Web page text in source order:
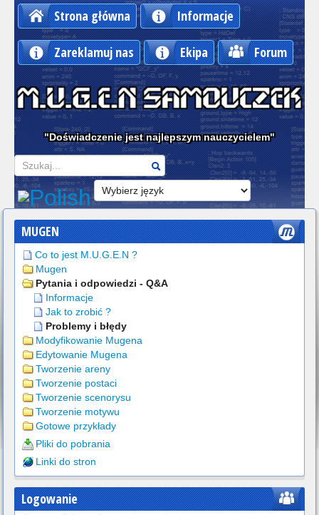
Strona główna Informacje
Zareklamuj nas Ekipa Forum
"Doświadczenie jest najlepszym nauczycielem"
Szukaj
MUGEN
Co to jest M.U.G.E.N ?
Mugen
Pytania i odpowiedzi - Q&A
Informacje
Jak to zrobić ?
Problemy i błędy
Modyfikowanie Mugena
Edytowanie Mugena
Tworzenie areny
Tworzenie postaci
Tworzenie scenorysu
Tworzenie motywu
Gotowe przykłady
Pliki do pobrania
Linki do stron
Logowanie